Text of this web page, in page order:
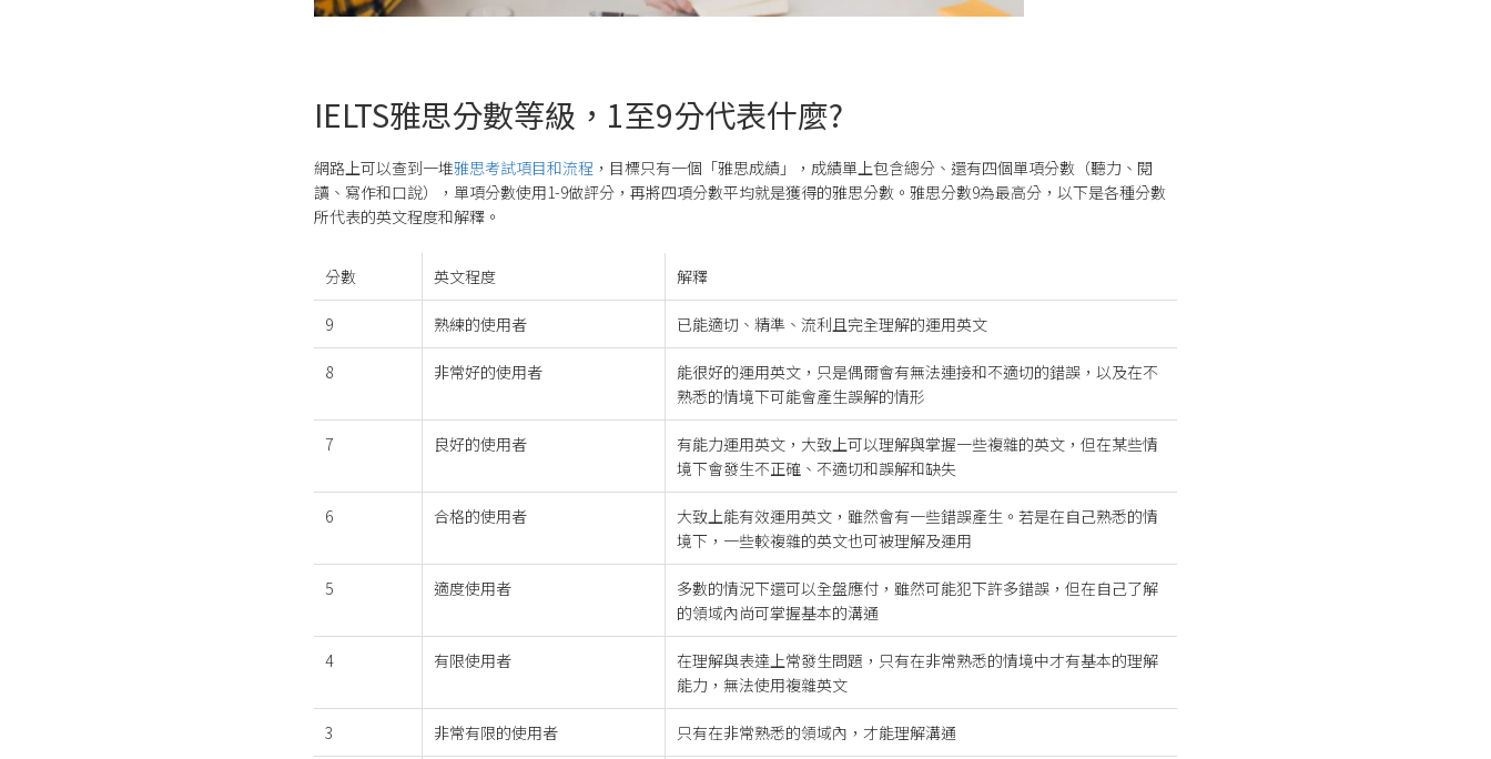
IELTS雅思分數等級，1至9分代表什麼?
網路上可以查到一堆雅思考試項目和流程 ，目標只有一個「雅思成績」，成績單上包含總分、還有四個單項分數（聽力、閱
讀、寫作和口說），單項分數使用1-9做評分，再將四項分數平均就是獲得的雅思分數。雅思分數9為最高分，以下是各種分數
所代表的英文程度和解釋。
分數 英文程度 解釋
9 熟練的使用者 已能適切、精準、流利且完全理解的運用英文
8 非常好的使用者
能很好的運用英文，只是偶爾會有無法連接和不適切的錯誤，以及在不
熟悉的情境下可能會產生誤解的情形
7 良好的使用者
有能力運用英文，大致上可以理解與掌握一些複雜的英文，但在某些情
境下會發生不正確、不適切和誤解和缺失
6 合格的使用者
大致上能有效運用英文，雖然會有一些錯誤產生。若是在自己熟悉的情
境下，一些較複雜的英文也可被理解及運用
5 適度使用者
多數的情況下還可以全盤應付，雖然可能犯下許多錯誤，但在自己了解
的領域內尚可掌握基本的溝通
4 有限使用者
在理解與表達上常發生問題，只有在非常熟悉的情境中才有基本的理解
能力，無法使用複雜英文
3 非常有限的使用者 只有在非常熟悉的領域內，才能理解溝通